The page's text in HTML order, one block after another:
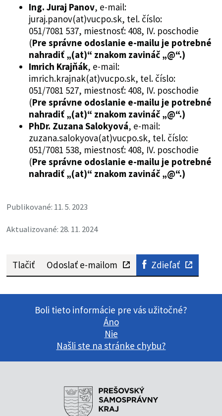
Ing. Juraj Panov, e-mail:
juraj.panov(at)vucpo.sk, tel. číslo:
051/7081 537, miestnosť: 408, IV. poschodie
(Pre správne odoslanie e-mailu je potrebné
nahradiť „(at)“ znakom zavináč „@“.)
Imrich Krajňák, e-mail:
imrich.krajnak(at)vucpo.sk, tel. číslo:
051/7081 527, miestnosť: 408, IV. poschodie
(Pre správne odoslanie e-mailu je potrebné
nahradiť „(at)“ znakom zavináč „@“.)
PhDr. Zuzana Salokyová, e-mail:
zuzana.salokyova(at)vucpo.sk, tel. číslo:
051/7081 538, miestnosť: 408, IV. poschodie
(Pre správne odoslanie e-mailu je potrebné
nahradiť „(at)“ znakom zavináč „@“.)
Publikované: 11. 5. 2023
Aktualizované: 28. 11. 2024
Tlačiť Odoslať e-mailom Zdieľať
Boli tieto informácie pre vás užitočné?
Áno
Nie
Našli ste na stránke chybu?